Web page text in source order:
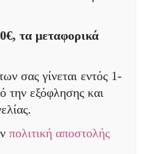
τα μεταφορικά
σας γίνεται εντός 1-
την εξόφλησης και
πολιτική αποστολής